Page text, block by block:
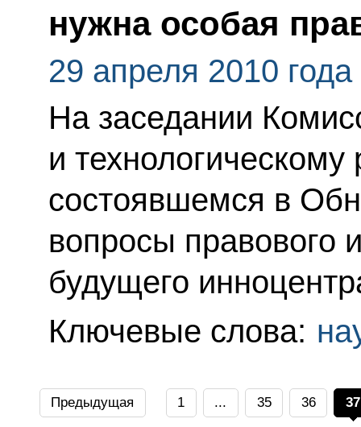
нужна особая
29 апреля 2010 года
На заседании
и
состоявшемся в
вопросы правового
будущего
Ключевые слова:
Предыдущая 1 ... 35 36 37